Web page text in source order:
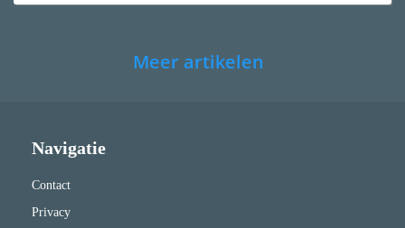
Meer artikelen
Navigatie
Contact
Privacy